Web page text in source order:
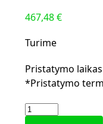
467,48€
Turime
Pristatymo
*Pristatymo